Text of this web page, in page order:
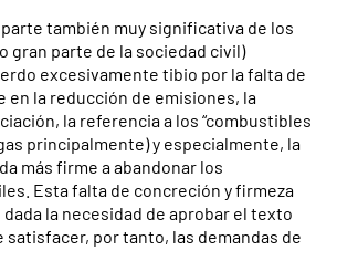
también muy significativa de los
gran parte de la sociedad civil)
excesivamente tibio por la falta de
en la reducción de emisiones, la
la referencia a los “combustibles
principalmente) y especialmente, la
más firme a abandonar los
Esta falta de concreción y firmeza
la necesidad de aprobar el texto
satisfacer, por tanto, las demandas de